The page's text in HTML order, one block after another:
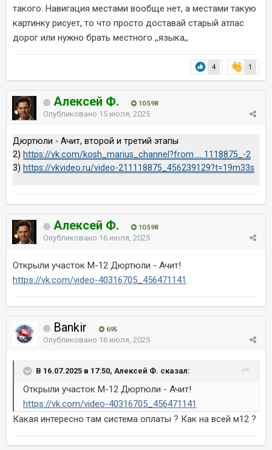
такого. Навигация местами вообще нет, а местами такую
картинку рисует, то что просто доставай старый атлас
дорог или нужно брать местного ,,языка,,
4 1
Алексей Ф. 10 598
Опубликовано 15 июля, 2025
Дюртюли - Ачит, второй и третий этапы
2) https://vk.com/kosh_marius_channel?from ... 1118875_-2
3) https://vkvideo.ru/video-211118875_456239129?t=19m33s
Алексей Ф. 10 598
Опубликовано 16 июля, 2025
Открыли участок М-12 Дюртюли - Ачит!
https://vk.com/video-40316705_456471141
Bankir 695
Опубликовано 16 июля, 2025
В 16.07.2025 в 17:50, Алексей Ф. сказал:
Открыли участок М-12 Дюртюли - Ачит!
https://vk.com/video-40316705_456471141
Какая интересно там система оплаты ? Как на всей м12 ?